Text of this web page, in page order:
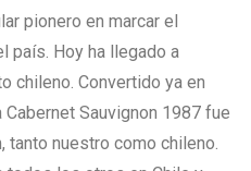
pionero en marcar el
país. Hoy ha llegado a
chileno. Convertido ya en
Sauvignon 1987 fue
tanto nuestro como chileno.